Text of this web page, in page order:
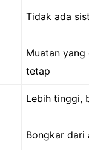
Tidak ada
Muatan
tetap
Lebih tinggi,
Bongkar dari